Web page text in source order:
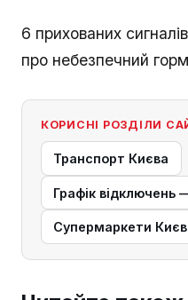
6 прихованих
про небезпечний
КОРИСНІ РОЗДІЛИ
Транспорт Києва
Графік
Супермаркети